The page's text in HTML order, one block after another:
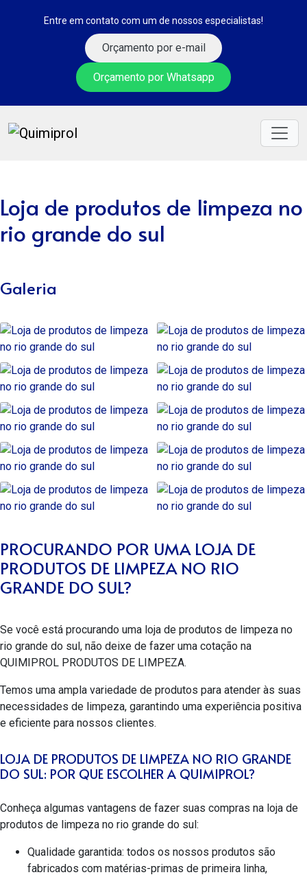
Entre em contato com um de nossos especialistas!
Orçamento por e-mail
Orçamento por Whatsapp
Loja de produtos de limpeza no
rio grande do sul
Galeria
PROCURANDO POR UMA LOJA DE
PRODUTOS DE LIMPEZA NO RIO
GRANDE DO SUL?
Se você está procurando uma loja de produtos de limpeza no
rio grande do sul, não deixe de fazer uma cotação na
QUIMIPROL PRODUTOS DE LIMPEZA.
Temos uma ampla variedade de produtos para atender às suas
necessidades de limpeza, garantindo uma experiência positiva
e eficiente para nossos clientes.
LOJA DE PRODUTOS DE LIMPEZA NO RIO GRANDE
DO SUL: POR QUE ESCOLHER A QUIMIPROL?
Conheça algumas vantagens de fazer suas compras na loja de
produtos de limpeza no rio grande do sul:
Qualidade garantida: todos os nossos produtos são
fabricados com matérias-primas de primeira linha,